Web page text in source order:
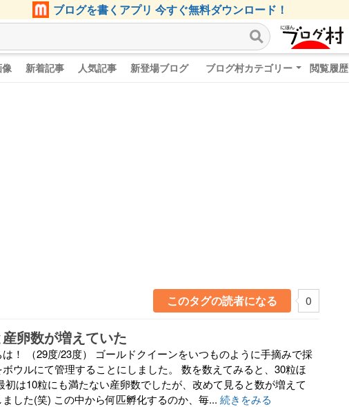
ブログを書くアプリ 今すぐ無料ダウンロード！
新着記事 人気記事 新登場ブログ ブログ村カテゴリー 閲覧履歴
このタグの読者になる 0
卵数が増えていた
！ （29度/23度） ゴールドクイーンをいつものように手摘みで採
ウルにて管理することにしました。 数を数えてみると、30粒ほ
初は10粒にも満たない産卵数でしたが、改めて見ると数が増えて
した(笑) この中から何匹孵化するのか、毎... 続きをみる